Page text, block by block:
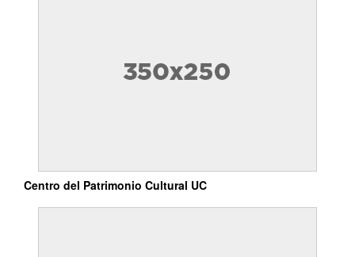
Centro del Patrimonio Cultural UC